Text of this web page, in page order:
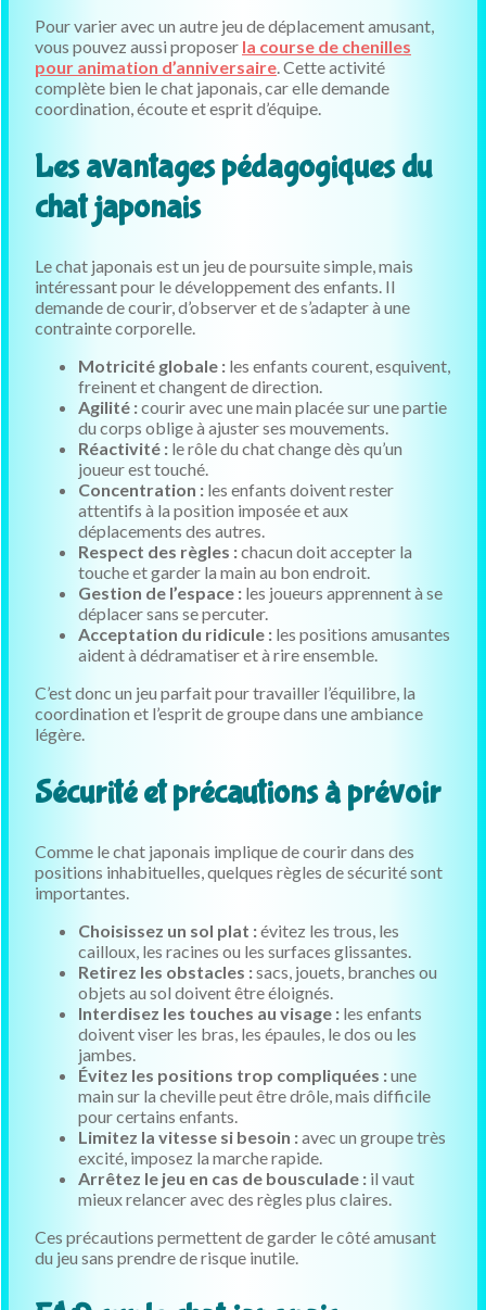
Pour varier avec un autre jeu de déplacement amusant,
vous pouvez aussi proposer la course de chenilles
pour animation d’anniversaire. Cette activité
complète bien le chat japonais, car elle demande
coordination, écoute et esprit d’équipe.
Les avantages pédagogiques du
chat japonais
Le chat japonais est un jeu de poursuite simple, mais
intéressant pour le développement des enfants. Il
demande de courir, d’observer et de s’adapter à une
contrainte corporelle.
Motricité globale : les enfants courent, esquivent,
freinent et changent de direction.
Agilité :courir avec une main placée sur une partie
du corps oblige à ajuster ses mouvements.
Réactivité : le rôle du chat change dès qu’un
joueur est touché.
Concentration : les enfants doivent rester
attentifs à la position imposée et aux
déplacements des autres.
Respect des règles :chacun doit accepter la
touche et garder la main au bon endroit.
Gestion de l’espace : les joueurs apprennent à se
déplacer sans se percuter.
Acceptation du ridicule : les positions amusantes
aident à dédramatiser et à rire ensemble.
C’est donc un jeu parfait pour travailler l’équilibre, la
coordination et l’esprit de groupe dans une ambiance
légère.
Sécurité et précautions à prévoir
Comme le chat japonais implique de courir dans des
positions inhabituelles, quelques règles de sécurité sont
importantes.
Choisissez un sol plat :évitez les trous, les
cailloux, les racines ou les surfaces glissantes.
Retirez les obstacles :sacs, jouets, branches ou
objets au sol doivent être éloignés.
Interdisez les touches au visage : les enfants
doivent viser les bras, les épaules, le dos ou les
jambes.
Évitez les positions trop compliquées :une
main sur la cheville peut être drôle, mais difficile
pour certains enfants.
Limitez la vitesse si besoin :avec un groupe très
excité, imposez la marche rapide.
Arrêtez le jeu en cas de bousculade : il vaut
mieux relancer avec des règles plus claires.
Ces précautions permettent de garder le côté amusant
du jeu sans prendre de risque inutile.